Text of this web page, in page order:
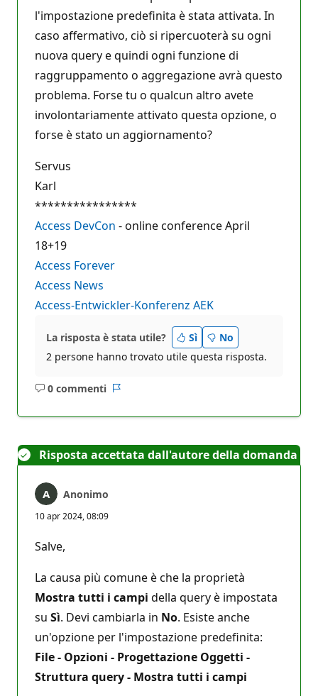
l'impostazione predefinita è stata attivata. In
caso affermativo, ciò si ripercuoterà su ogni
nuova query e quindi ogni funzione di
raggruppamento o aggregazione avrà questo
problema. Forse tu o qualcun altro avete
involontariamente attivato questa opzione, o
forse è stato un aggiornamento?
Servus
Karl
****************
Access DevCon - online conference April
18+19
Access Forever
Access News
Access-Entwickler-Konferenz AEK
La risposta è stata utile? Sì
No
2 persone hanno trovato utile questa risposta.
0 commenti
Nessun
Risposta accettata dall'autore della domanda
Anonimo
10 apr 2024, 08:09
Salve,
La causa più comune è che la proprietà
Mostra tutti i campi della query è impostata
su Sì. Devi cambiarla in No. Esiste anche
un'opzione per l'impostazione predefinita:
File - Opzioni - Progettazione Oggetti -
Struttura query - Mostra tutti i campi